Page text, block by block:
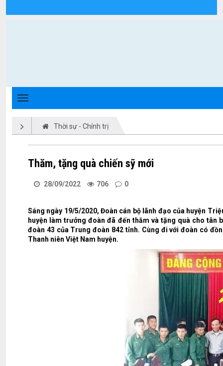
Thời sự - Chính trị
Thăm, tặng quà chiến sỹ mới
28/09/2022 706 0
Sáng ngày 19/5/2020, Đoàn cán bộ lãnh đạo của huyện
huyện làm trưởng đoàn đã đến thăm và tặng quà cho tân
đoàn 43 của Trung đoàn 842 tỉnh. Cùng đi với đoàn có
Thanh niên Việt Nam huyện.